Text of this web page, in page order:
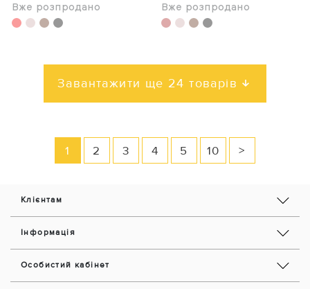
Вже розпродано Вже розпродано
Завантажити ще 24 товарів
1 2 3 4 5 10 >
Клієнтам
Інформація
Особистий кабінет